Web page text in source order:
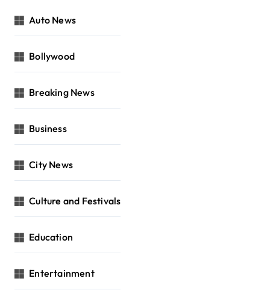
Auto News
Bollywood
Breaking News
Business
City News
Culture and Festivals
Education
Entertainment